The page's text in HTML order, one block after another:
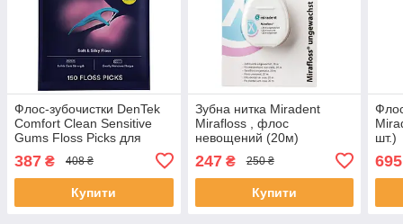
Флос-зубочистки DenTek
Comfort Clean Sensitive
Gums Floss Picks для
387 ₴ 408 ₴
Купити
Зубна нитка Miradent
Mirafloss , флос
невощений (20м)
247₴ 250 ₴
Купити
шт.)
695